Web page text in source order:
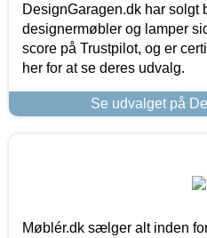
DesignGaragen.dk har solgt
designermøbler og lamper
score på Trustpilot, og er
her for at se deres udvalg.
Se udvalget på
Møblér.dk sælger alt inden